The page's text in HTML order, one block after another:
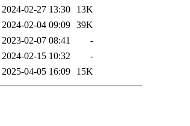
2024-02-27 13:30
13K
2024-02-04 09:09 39K
2023-02-07 08:41
-
2024-02-15 10:32
-
2025-04-05 16:09 15K